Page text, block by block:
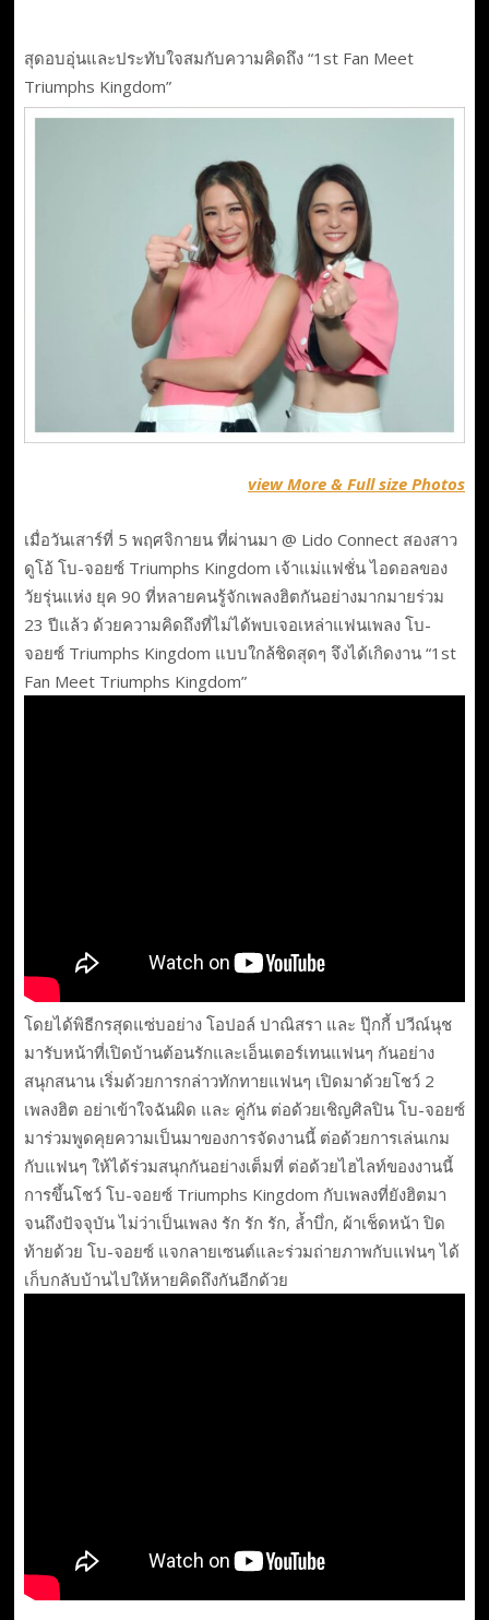
สุดอบอุ่นและประทับใจสมกับความคิดถึง “1st Fan Meet
Triumphs Kingdom”
view More & Full size Photos
เมื่อวันเสาร์ที่ 5 พฤศจิกายน ที่ผ่านมา @ Lido Connect สองสาว
ดูโอ้ โบ-จอยซ์ Triumphs Kingdom เจ้าแม่แฟชั่น ไอดอลของ
วัยรุ่นแห่ง ยุค 90 ที่หลายคนรู้จักเพลงฮิตกันอย่างมากมายร่วม
23 ปีแล้ว ด้วยความคิดถึงที่ไม่ได้พบเจอเหล่าแฟนเพลง โบ-
จอยซ์ Triumphs Kingdom แบบใกล้ชิดสุดๆ จึงได้เกิดงาน “1st
Fan Meet Triumphs Kingdom”
โดยได้พิธีกรสุดแซ่บอย่าง โอปอล์ ปาณิสรา และ ปุ๊กกี้ ปวีณ์นุช
มารับหน้าที่เปิดบ้านต้อนรักและเอ็นเตอร์เทนแฟนๆ กันอย่าง
สนุกสนาน เริ่มด้วยการกล่าวทักทายแฟนๆ เปิดมาด้วยโชว์ 2
เพลงฮิต อย่าเข้าใจฉันผิด และ คู่กัน ต่อด้วยเชิญศิลปิน โบ-จอยซ์
มาร่วมพูดคุยความเป็นมาของการจัดงานนี้ ต่อด้วยการเล่นเกม
กับแฟนๆ ให้ได้ร่วมสนุกกันอย่างเต็มที่ ต่อด้วยไฮไลท์ของงานนี้
การขึ้นโชว์ โบ-จอยซ์ Triumphs Kingdom กับเพลงที่ยังฮิตมา
จนถึงปัจจุบัน ไม่ว่าเป็นเพลง รัก รัก รัก, ล้ำบึ่ก, ผ้าเช็ดหน้า ปิด
ท้ายด้วย โบ-จอยซ์ แจกลายเซนต์และร่วมถ่ายภาพกับแฟนๆ ได้
เก็บกลับบ้านไปให้หายคิดถึงกันอีกด้วย